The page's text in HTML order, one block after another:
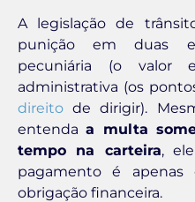
A legislação de
punição em duas
pecuniária (o valor
administrativa (os
direito de dirigir).
entendaa multa
tempo na carteira,
pagamento é
obrigação financeira.